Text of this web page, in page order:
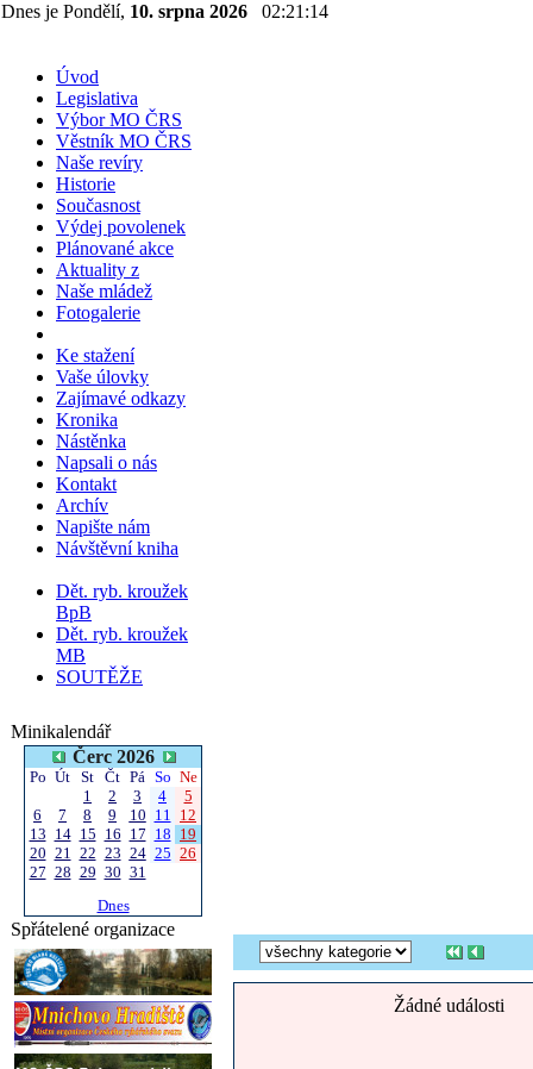
Dnes je Pondělí, 10. srpna 2026 02:21:14
Úvod
Legislativa
Výbor MO ČRS
Věstník MO ČRS
Naše revíry
Historie
Současnost
Výdej povolenek
Plánované akce
Aktuality z
Naše mládež
Fotogalerie
Ke stažení
Vaše úlovky
Zajímavé odkazy
Kronika
Nástěnka
Napsali o nás
Kontakt
Archív
Napište nám
Návštěvní kniha
Dět. ryb. kroužek
BpB
Dět. ryb. kroužek
MB
SOUTĚŽE
Minikalendář
Čerc 2026
Po Út St Čt Pá So Ne
1
2 3 4
5
6
7 8 9 10 11 12
13 14 15 16 17 18 19
20 21 22 23 24 25 26
27 28 29 30 31
Dnes
Spřátelené organizace
Žádné události